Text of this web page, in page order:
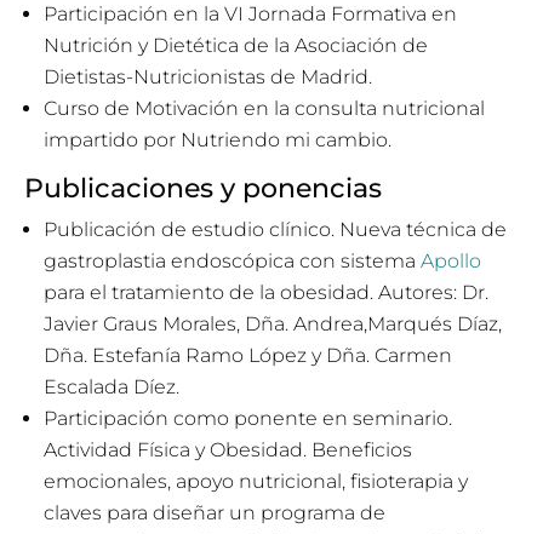
Participación en la VI Jornada Formativa en
Nutrición y Dietética de la Asociación de
Dietistas-Nutricionistas de Madrid.
Curso de Motivación en la consulta nutricional
impartido por Nutriendo mi cambio.
Publicaciones y ponencias
Publicación de estudio clínico. Nueva técnica de
gastroplastia endoscópica con sistema Apollo
para el tratamiento de la obesidad. Autores: Dr.
Javier Graus Morales, Dña. Andrea,Marqués Díaz,
Dña. Estefanía Ramo López y Dña. Carmen
Escalada Díez.
Participación como ponente en seminario.
Actividad Física y Obesidad. Beneficios
emocionales, apoyo nutricional, fisioterapia y
claves para diseñar un programa de